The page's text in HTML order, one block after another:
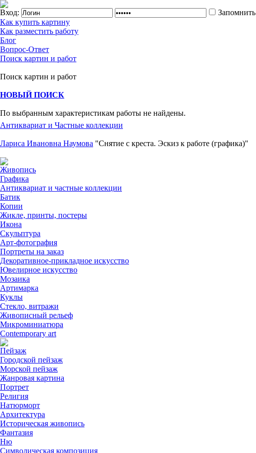
Вход: Запомнить
Как купить картину
Как разместить работу
Блог
Вопрос-Ответ
Поиск картин и работ
Поиск картин и работ
НОВЫЙ ПОИСК
По выбранным характеристикам работы не найдены.
Антиквариат и Частные коллекции
Лариса Ивановна Наумова "Снятие с креста. Эскиз к работе (графика)"
Живопись
Графика
Антиквариат и частные коллекции
Батик
Копии
Жикле, принты, постеры
Икона
Скульптура
Арт-фотография
Портреты на заказ
Декоративное-прикладное искусство
Ювелирное искусство
Мозаика
Артимарка
Куклы
Стекло, витражи
Живописный рельеф
Микроминиатюра
Contemporary art
Пейзаж
Городской пейзаж
Морской пейзаж
Жанровая картина
Портрет
Религия
Натюрморт
Архитектура
Историческая живопись
Фантазия
Ню
Символическая композиция